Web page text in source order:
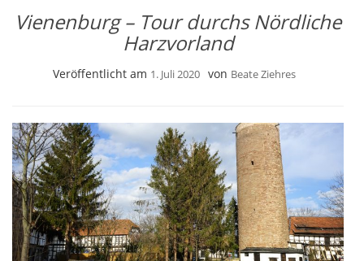
Vienenburg – Tour durchs Nördliche
Harzvorland
Veröffentlicht am 1. Juli 2020 von Beate Ziehres